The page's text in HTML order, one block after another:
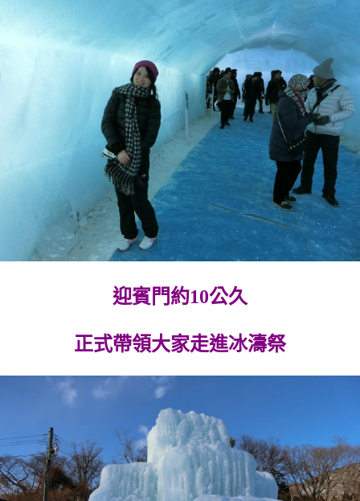
迎賓門約10公久
正式帶領大家走進冰濤祭